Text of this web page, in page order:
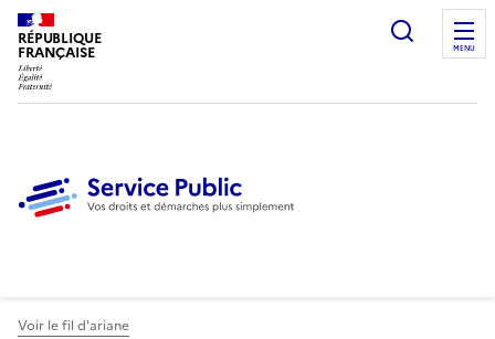
RÉPUBLIQUE
FRANÇAISE
Ouvrir
MENU
Voir le fil d'ariane